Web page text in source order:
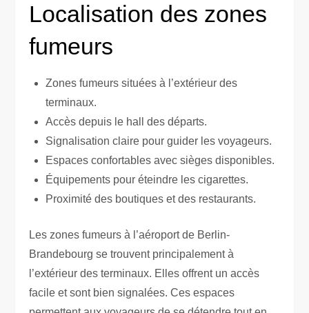
Localisation des zones
fumeurs
Zones fumeurs situées à l’extérieur des
terminaux.
Accès depuis le hall des départs.
Signalisation claire pour guider les voyageurs.
Espaces confortables avec sièges disponibles.
Équipements pour éteindre les cigarettes.
Proximité des boutiques et des restaurants.
Les zones fumeurs à l’aéroport de Berlin-
Brandebourg se trouvent principalement à
l’extérieur des terminaux. Elles offrent un accès
facile et sont bien signalées. Ces espaces